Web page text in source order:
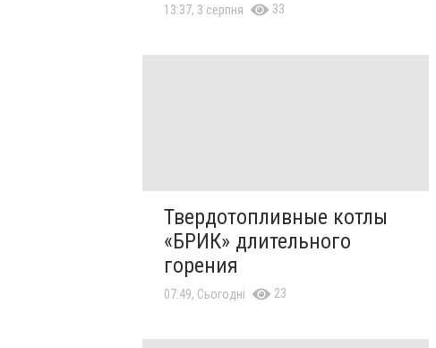
13:37, 3 серпня 33
Твердотопливные котлы
«БРИК» длительного
горения
07:49, Сьогодні 23